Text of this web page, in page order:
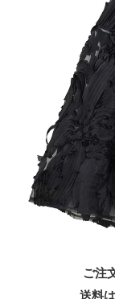
ご注
送料